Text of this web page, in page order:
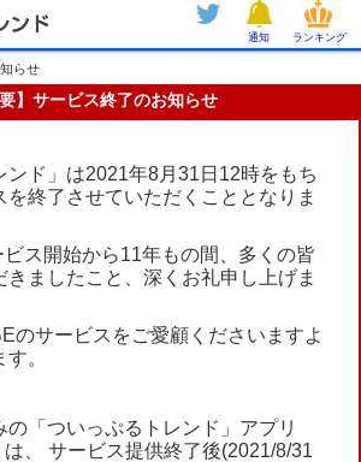
通知 ランキング
らせ
要】サービス終了のお知らせ
ンド」は2021年8月31日12時をもち
を終了させていただくこととなりま
ス開始から11年もの間、多くの皆
きましたこと、深くお礼申し上げま
のサービスをご愛顧くださいますよ
。
の「ついっぷるトレンド」アプリ
、 サービス提供終了後(2021/8/31